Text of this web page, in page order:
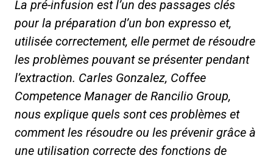
La pré-infusion est l’un des passages clés
pour la préparation d’un bon expresso et,
utilisée correctement, elle permet de résoudre
les problèmes pouvant se présenter pendant
l’extraction. Carles Gonzalez, Coffee
Competence Manager de Rancilio Group,
nous explique quels sont ces problèmes et
comment les résoudre ou les prévenir grâce à
une utilisation correcte des fonctions de
Durabilité
Connect
Nous contacter